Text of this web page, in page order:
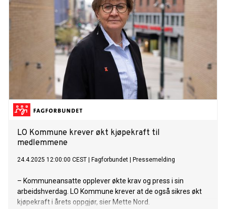
LO Kommune krever økt kjøpekraft til
medlemmene
24.4.2025 12:00:00 CEST Fagforbundet Pressemelding
– Kommuneansatte opplever økte krav og press i sin
arbeidshverdag. LO Kommune krever at de også sikres økt
kjøpekraft i årets oppgjør, sier Mette Nord.